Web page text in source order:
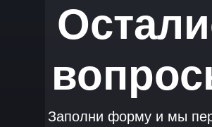
Заполни форму и мы